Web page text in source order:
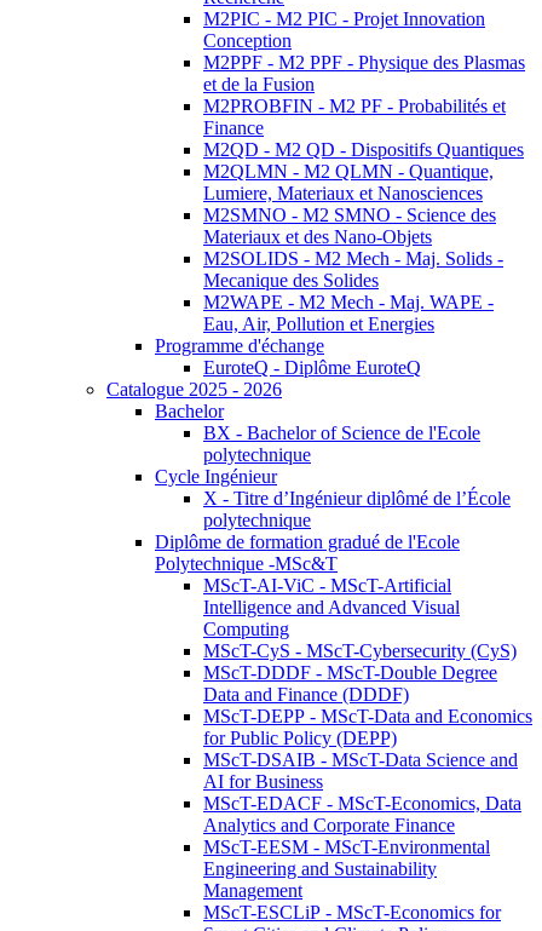
M2PIC - M2 PIC - Projet Innovation
Conception
M2PPF - M2 PPF - Physique des Plasmas
et de la Fusion
M2PROBFIN - M2 PF - Probabilités et
Finance
M2QD - M2 QD - Dispositifs Quantiques
M2QLMN - M2 QLMN - Quantique,
Lumiere, Materiaux et Nanosciences
M2SMNO - M2 SMNO - Science des
Materiaux et des Nano-Objets
M2SOLIDS - M2 Mech - Maj. Solids -
Mecanique des Solides
M2WAPE - M2 Mech - Maj. WAPE -
Eau, Air, Pollution et Energies
Programme d'échange
EuroteQ - Diplôme EuroteQ
Catalogue 2025 - 2026
Bachelor
BX - Bachelor of Science de l'Ecole
polytechnique
Cycle Ingénieur
X - Titre d’Ingénieur diplômé de l’École
polytechnique
Diplôme de formation gradué de l'Ecole
Polytechnique -MSc&T
MScT-AI-ViC - MScT-Artificial
Intelligence and Advanced Visual
Computing
MScT-CyS - MScT-Cybersecurity (CyS)
MScT-DDDF - MScT-Double Degree
Data and Finance (DDDF)
MScT-DEPP - MScT-Data and Economics
for Public Policy (DEPP)
MScT-DSAIB - MScT-Data Science and
AI for Business
MScT-EDACF - MScT-Economics, Data
Analytics and Corporate Finance
MScT-EESM - MScT-Environmental
Engineering and Sustainability
Management
MScT-ESCLiP - MScT-Economics for